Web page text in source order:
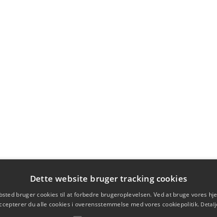
Dette website bruger tracking cookies
bruger cookies til at forbedre brugeroplevelsen. Ved at bruge vores
du alle cookies i overensstemmelse med vores cookiepolitik.